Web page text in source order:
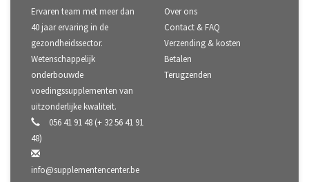
Ervaren team met meer dan
40 jaar ervaring in de
gezondheidssector.
Wetenschappelijk
onderbouwde
voedingssupplementen van
uitzonderlijke kwaliteit.
056 41 91 48 (+ 32 56 41 91
48)
info@supplementencenter.be
Over ons
Contact & FAQ
Verzending & kosten
Betalen
Terugzenden